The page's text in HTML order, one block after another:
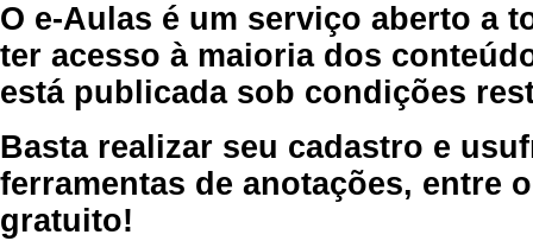
O e-Aulas é um serviço aberto a
ter acesso à maioria dos
está publicada sob condições
Basta realizar seu cadastro e
ferramentas de anotações, entre
gratuito!